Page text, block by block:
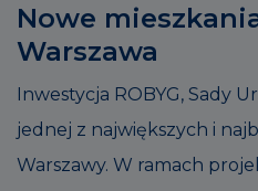
Nowe
Warszawa
Inwestycja ROBYG, Sady
jednej z największych i
Warszawy. W ramach